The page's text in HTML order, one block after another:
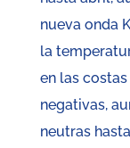
nueva onda
la
en las
negativas,
neutras